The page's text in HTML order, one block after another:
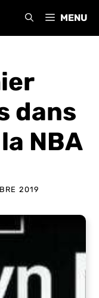
MENU
dans
NBA
2019